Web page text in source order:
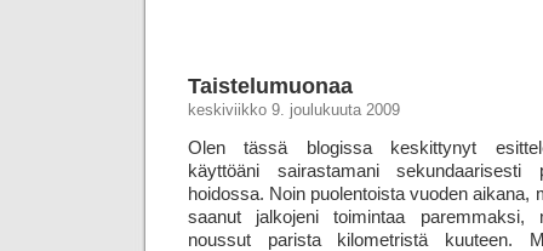
Taistelumuonaa
keskiviikko 9. joulukuuta 2009
Olen tässä blogissa keskittynyt
käyttöäni sairastamani sekundaarisesti
hoidossa. Noin puolentoista vuoden aikana,
saanut jalkojeni toimintaa paremmaksi,
noussut parista kilometristä kuuteen.